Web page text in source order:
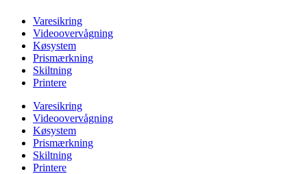
Varesikring
Videoovervågning
Køsystem
Prismærkning
Skiltning
Printere
Varesikring
Videoovervågning
Køsystem
Prismærkning
Skiltning
Printere